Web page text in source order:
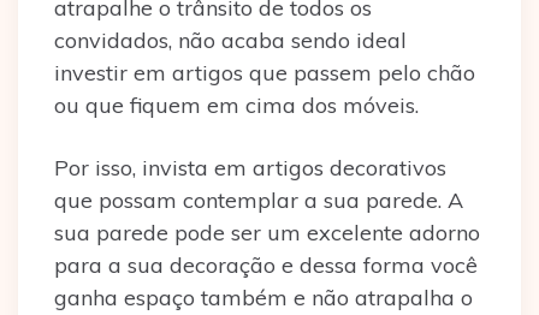
atrapalhe o trânsito de todos os
convidados, não acaba sendo ideal
investir em artigos que passem pelo chão
ou que fiquem em cima dos móveis.
Por isso, invista em artigos decorativos
que possam contemplar a sua parede. A
sua parede pode ser um excelente adorno
para a sua decoração e dessa forma você
ganha espaço também e não atrapalha o